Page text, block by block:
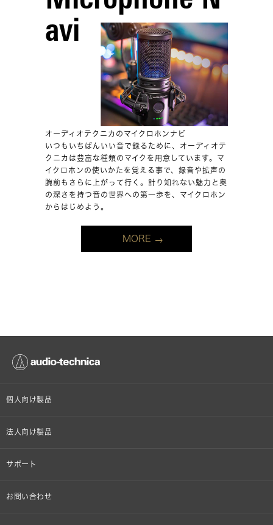
avi
オーディオテクニカのマイクロホンナビ
いつもいちばんいい音で録るために、オーディオテ
クニカは豊富な種類のマイクを用意しています。マ
イクロホンの使いかたを覚える事で、録音や拡声の
腕前もさらに上がって行く。計り知れない魅力と奥
の深さを持つ音の世界への第一歩を、マイクロホン
からはじめよう。
MORE
個人向け製品
オンラインストア限定
法人向け製品
設備音響機器
サポート
個人向け製品サポート
お問い合わせ